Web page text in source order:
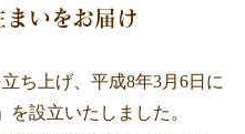
いをお届け
ち上げ、平成8年3月6日に
設立いたしました。